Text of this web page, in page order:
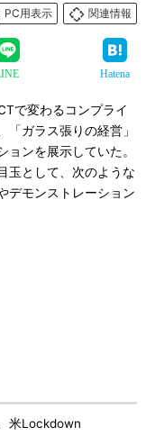
PC用表示
関連情報
Hatena
で変わるコンプライ
ガラス張りの経営」
ンを展示していた。
玉として、次のような
デモンストレーション
米Lockdown